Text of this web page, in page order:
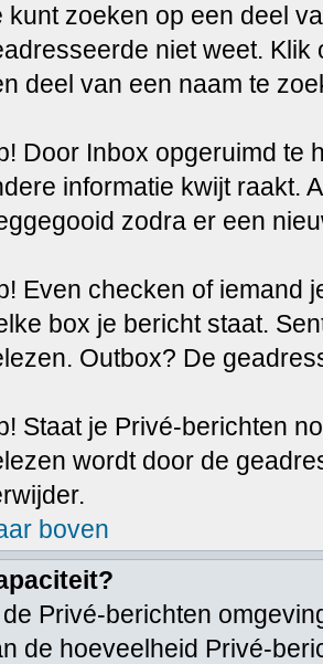
kunt zoeken op een deel
niet weet.
deel van een naam te
Door Inbox opgeruimd te
informatie kwijt raakt.
zodra er een
Even checken of iemand
box je bericht staat.
Outbox? De
Staat je Privé-berichten
wordt door de
boven
de Privé-berichten
de hoeveelheid Privé-